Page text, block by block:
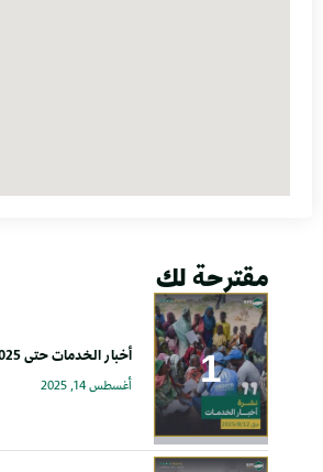
مقترحة لك
أخبار الخدمات حتى 12/8/2025
أغسطس 14, 2025